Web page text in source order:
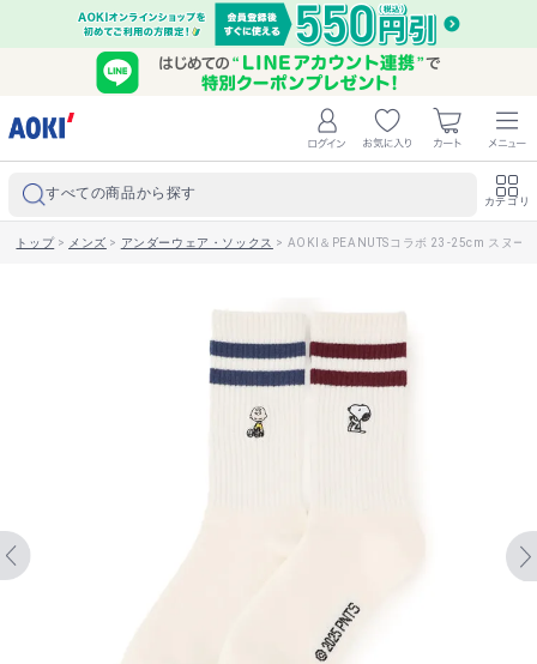
すべての商品から探す カテゴリ
トップ> メンズ > アンダーウェア・ソックス > AOKI＆PEANUTSコラボ 23-25cm スヌー